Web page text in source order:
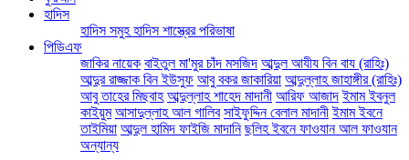
হাদিস
হাদিস সমুহহাদিস শাস্ত্রের পরিভাষা
পিডিএফ
জাকির নায়েক বাইতুল মা'মুর চাঁদ মসজিদ আব্দুল আযীয বিন বায (রাহিঃ)
আব্দুর রাজ্জাক বিন ইউসুফ আবু বকর জাকারিয়া আব্দুল্লাহ জাহাঙ্গীর (রাহিঃ)
আবু তাহের মিছবাহ আব্দুল্লাহ শাহেদ মাদানী আরিফ আজাদ ইমাম ইবনুল
কাইয়ুম আসাদুল্লাহ আল গালিব সাইফুদ্দিন বেলাল মাদানী ইমাম ইবনে
তাইমিয়া আব্দুল হামিদ ফাইজি মাদানি ছলিহ ইবনে ফাওযান আল ফাওযান
অন্যান্য